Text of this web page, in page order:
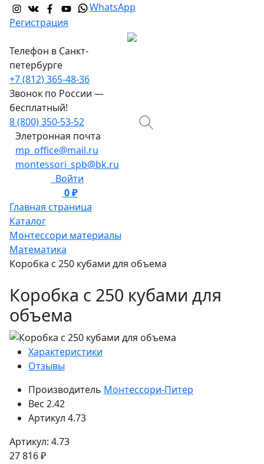
WhatsApp
Регистрация
Телефон в Санкт-
петербурге
+7 (812) 365-48-36
Звонок по России —
бесплатный!
8 (800) 350-53-52
Элетронная почта
mp_office@mail.ru
montessori_spb@bk.ru
Войти
0 ₽
Главная страница
Каталог
Монтессори материалы
Математика
Коробка с 250 кубами для объема
Коробка с 250 кубами для
объема
Характеристики
Отзывы
Производитель Монтессори-Питер
Вес 2.42
Артикул 4.73
Артикул: 4.73
27 816 ₽